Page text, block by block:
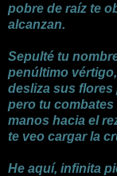
pobre de raíz te
alcanzan.
Sepulté tu
penúltimo
desliza sus flores
pero tu
manos hacia el
te veo cargar la
He aquí, infinita